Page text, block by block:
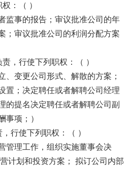
：（ ）
监事的报告；审议批准公司的年
；审议批准公司的利润分配方案
，行使下列职权：（ ）
、变更公司形式、解散的方案；
置；决定聘任或者解聘公司经理
的提名决定聘任或者解聘公司副
事项；）
行使下列职权：（ ）
管理工作，组织实施董事会决
计划和投资方案； 拟订公司内部